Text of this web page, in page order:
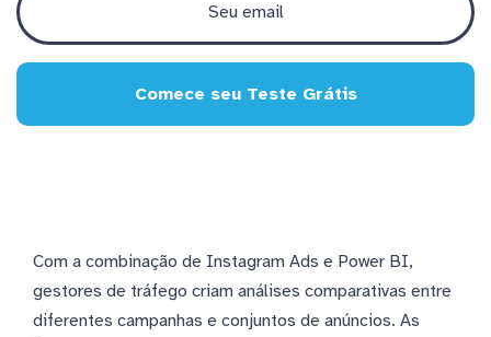
Comece seu Teste Grátis
Com a combinação de Instagram Ads e Power BI,
gestores de tráfego criam análises comparativas entre
diferentes campanhas e conjuntos de anúncios. As